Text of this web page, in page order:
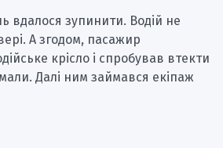
вдалося зупинити. Водій не
А згодом, пасажир
крісло і спробував втекти
Далі ним займався екіпаж